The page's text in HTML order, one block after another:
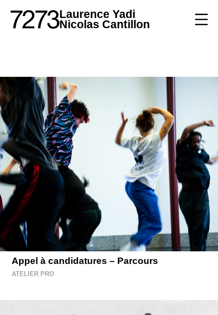
Laurence Yadi
Nicolas Cantillon
Appel à candidatures – Parcours
ATELIER PRO